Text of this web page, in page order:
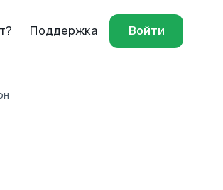
Поддержка Войти